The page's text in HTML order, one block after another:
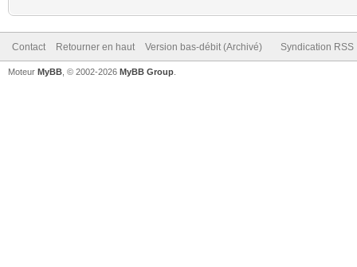
Contact Retourner en haut Version bas-débit (Archivé) Syndication RSS
Moteur MyBB , © 2002-2026 MyBB Group